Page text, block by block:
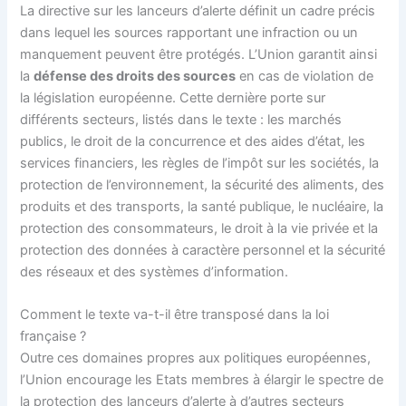
La directive sur les lanceurs d’alerte définit un cadre précis
dans lequel les sources rapportant une infraction ou un
manquement peuvent être protégés. L’Union garantit ainsi
ladéfense des droits des sources en cas de violation de
la législation européenne. Cette dernière porte sur
différents secteurs, listés dans le texte : les marchés
publics, le droit de la concurrence et des aides d’état, les
services financiers, les règles de l’impôt sur les sociétés, la
protection de l’environnement, la sécurité des aliments, des
produits et des transports, la santé publique, le nucléaire, la
protection des consommateurs, le droit à la vie privée et la
protection des données à caractère personnel et la sécurité
des réseaux et des systèmes d’information.
Comment le texte va-t-il être transposé dans la loi
française ?
Outre ces domaines propres aux politiques européennes,
l’Union encourage les Etats membres à élargir le spectre de
la protection des lanceurs d’alerte à d’autres secteurs